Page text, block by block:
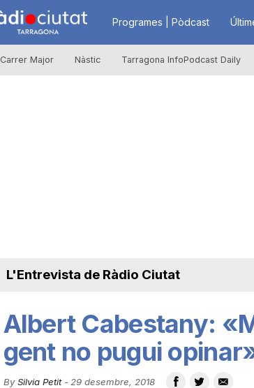
R
à
u
t
Programes | Pòdcast
Carrer Major Nàstic Tarragona InfoPodcast Daily
L'Entrevista de Ràdio Ciutat
Albert Cabestany:
gent no pugui
By Silvia Petit- 29 desembre, 2018